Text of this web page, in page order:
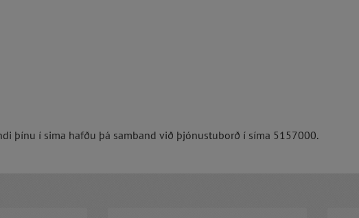
þínu í sima hafðu þá samband við þjónustuborð í síma 5157000.